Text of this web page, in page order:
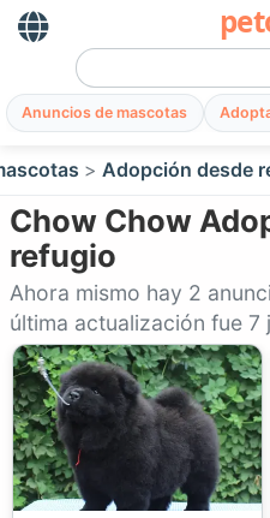
Anuncios de mascotas
Adopción desde
Chow Chow
refugio
Ahora mismo hay 2
última actualización fue 7